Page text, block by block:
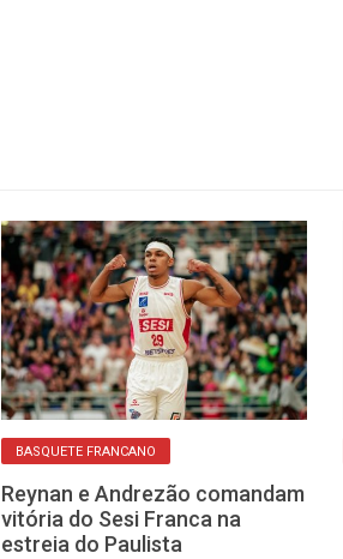
BASQUETE FRANCANO
Reynan e Andrezão comandam
vitória do Sesi Franca na
estreia do Paulista